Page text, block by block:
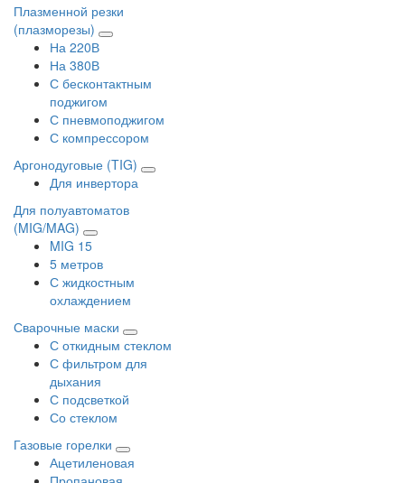
Плазменной резки
(плазморезы)
На 220В
На 380В
С бесконтактным
поджигом
С пневмоподжигом
С компрессором
Аргонодуговые (TIG)
Для инвертора
Для полуавтоматов
(MIG/MAG)
MIG 15
5 метров
С жидкостным
охлаждением
Сварочные маски
С откидным стеклом
С фильтром для
дыхания
С подсветкой
Со стеклом
Газовые горелки
Ацетиленовая